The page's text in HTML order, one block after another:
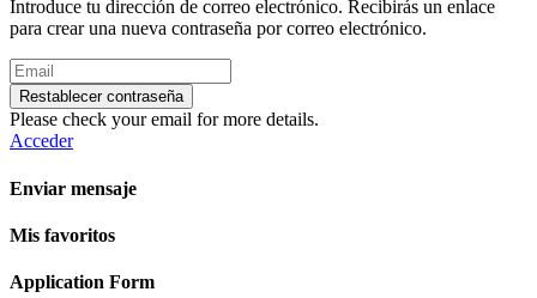
Introduce tu dirección de correo electrónico. Recibirás un enlace
para crear una nueva contraseña por correo electrónico.
Restablecer contraseña
Please check your email for more details.
Acceder
Enviar mensaje
Mis favoritos
Application Form